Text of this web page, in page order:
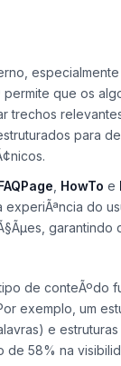
permite que os
trechos
para
HowTo e
do
de conteÃºdo
exemplo, um
e
de 58% na